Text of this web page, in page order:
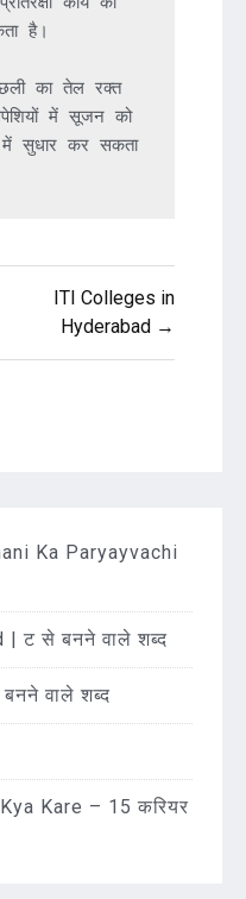
कार्य को
है।
का तेल रक्त
में सूजन को
में सुधार कर सकता
ITI Colleges in
Hyderabad →
Ka Paryayvachi
| ट से बनने वाले शब्द
वाले शब्द
Kare – 15 करियर